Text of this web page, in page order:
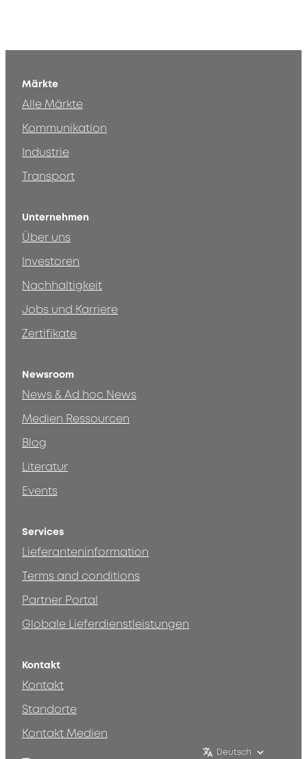
Märkte
Alle Märkte
Kommunikation
Industrie
Transport
Unternehmen
Über uns
Investoren
Nachhaltigkeit
Jobs und Karriere
Zertifikate
Newsroom
News & Ad hoc News
Medien Ressourcen
Blog
Literatur
Events
Services
Lieferanteninformation
Terms and conditions
Partner Portal
Globale Lieferdienstleistungen
Kontakt
Kontakt
Standorte
Kontakt Medien
Deutsch